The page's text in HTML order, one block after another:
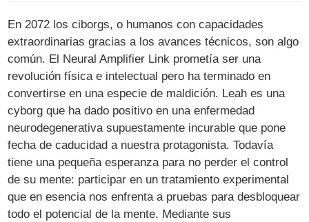
En 2072 los ciborgs, o humanos con capacidades
extraordinarias gracias a los avances técnicos, son algo
común. El Neural Amplifier Link prometía ser una
revolución física e intelectual pero ha terminado en
convertirse en una especie de maldición. Leah es una
cyborg que ha dado positivo en una enfermedad
neurodegenerativa supuestamente incurable que pone
fecha de caducidad a nuestra protagonista. Todavía
tiene una pequeña esperanza para no perder el control
de su mente: participar en un tratamiento experimental
que en esencia nos enfrenta a pruebas para desbloquear
todo el potencial de la mente. Mediante sus